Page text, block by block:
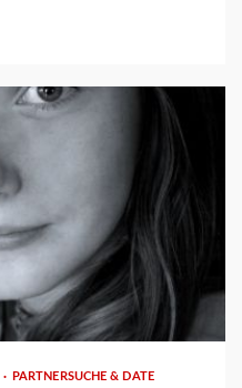
PARTNERSUCHE & DATE